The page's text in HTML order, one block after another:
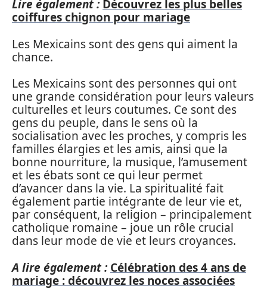
Lire également : Découvrez les plus belles
coiffures chignon pour mariage
Les Mexicains sont des gens qui aiment la
chance.
Les Mexicains sont des personnes qui ont
une grande considération pour leurs valeurs
culturelles et leurs coutumes. Ce sont des
gens du peuple, dans le sens où la
socialisation avec les proches, y compris les
familles élargies et les amis, ainsi que la
bonne nourriture, la musique, l’amusement
et les ébats sont ce qui leur permet
d’avancer dans la vie. La spiritualité fait
également partie intégrante de leur vie et,
par conséquent, la religion – principalement
catholique romaine – joue un rôle crucial
dans leur mode de vie et leurs croyances.
A lire également : Célébration des 4 ans de
mariage : découvrez les noces associées